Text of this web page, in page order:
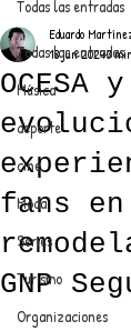
EL
CON
Todas las entradas
Música
deporte
cine
Moda
Series
Turismo
Organizaciones
Todas las entradas
OCESA
fans
GNP
Eduardo
18 jun 20243